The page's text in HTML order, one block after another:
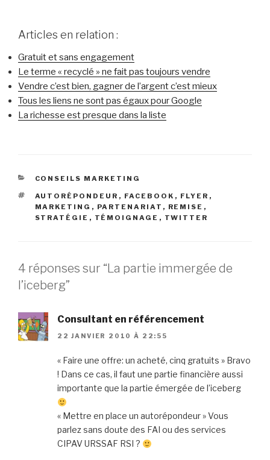
Articles en relation :
Gratuit et sans engagement
Le terme « recyclé » ne fait pas toujours vendre
Vendre c’est bien, gagner de l’argent c’est mieux
Tous les liens ne sont pas égaux pour Google
La richesse est presque dans la liste
CATÉGORIES
CONSEILS MARKETING
ÉTIQUETTES
AUTORÉPONDEUR , FACEBOOK , FLYER ,
MARKETING , PARTENARIAT , REMISE ,
STRATÉGIE , TÉMOIGNAGE , TWITTER
4 réponses sur “La partie immergée de
l’iceberg”
Consultant en référencement
22 JANVIER 2010 À 22:55
« Faire une offre: un acheté, cinq gratuits » Bravo
! Dans ce cas, il faut une partie financière aussi
importante que la partie émergée de l’iceberg
« Mettre en place un autorépondeur » Vous
parlez sans doute des FAI ou des services
CIPAV URSSAF RSI ?